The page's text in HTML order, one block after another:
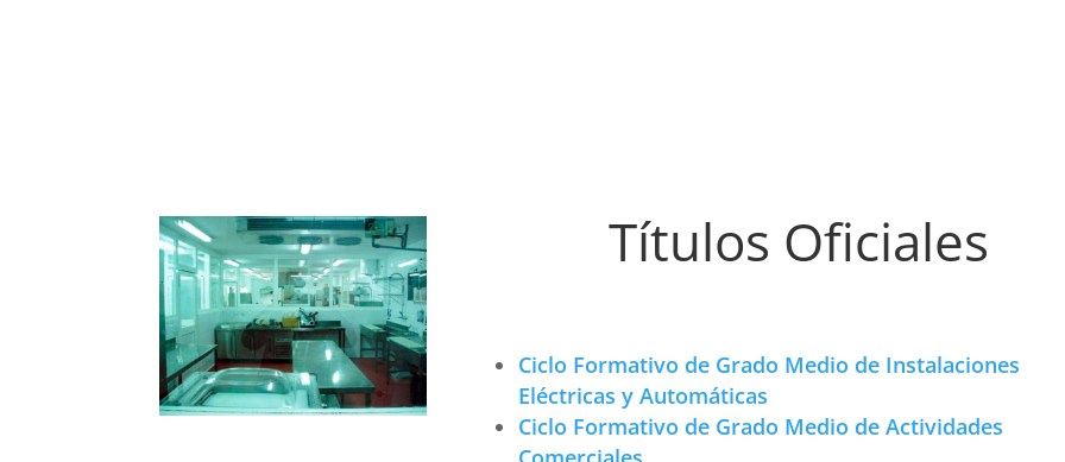
Títulos Oficiales
Ciclo Formativo de Grado Medio de Instalaciones
Eléctricas y Automáticas
Ciclo Formativo de Grado Medio de Actividades